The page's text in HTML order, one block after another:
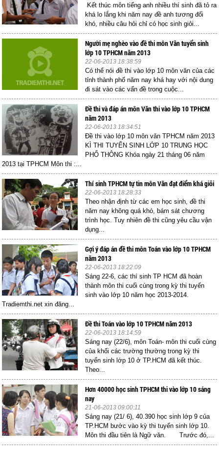
Kết thúc môn tiếng anh nhiều thí sinh đã tỏ ra
khá lo lắng khi năm nay đề anh tương đối
khó, nhiều câu hỏi chỉ có học sinh giỏi...
Người mẹ nghèo vào đề thi môn Văn tuyển sinh
lớp 10 TPHCM năm 2013
22-06-2013 18:38:59
Có thể nói đề thi vào lớp 10 môn văn của các
tỉnh thành phố năm nay khá hay với nội dung
đi sát vào các vấn đề trong cuộc...
Đề thi và đáp án môn Văn thi vào lớp 10 TPHCM
năm 2013
22-06-2013 18:34:51
Đề thi vào lớp 10 môn văn TPHCM năm 2013
KÌ THI TUYỂN SINH LỚP 10 TRUNG HỌC
PHỔ THÔNG Khóa ngày 21 tháng 06 năm
2013 tại TPHCM Môn thi :...
Thí sinh TPHCM tự tin môn Văn đạt điểm khá giỏi
22-06-2013 18:28:33
Theo nhận định từ các em học sinh, đề thi
năm nay không quá khó, bám sát chương
trình học. Tuy nhiên đề thi cũng yêu cầu vận
dụng...
Gợi ý đáp án đề thi môn Toán vào lớp 10 TPHCM
năm 2013
22-06-2013 18:22:09
Sáng 22-6, các thí sinh TP HCM đã hoàn
thành môn thi cuối cùng trong kỳ thi tuyển
sinh vào lớp 10 năm học 2013-2014.
Tradiemthi.net xin đăng...
Đề thi Toán vào lớp 10 TPHCM năm 2013
22-06-2013 18:14:59
Sáng nay (22/6), môn Toán- môn thi cuối cùng
của khối các trường thường trong kỳ thi
tuyển sinh lớp 10 ở TP.HCM đã kết thúc.
Theo...
Hơn 40000 học sinh TPHCM thi vào lớp 10 sáng
nay
21-06-2013 09:00:11
Sáng nay (21/ 6), 40.390 học sinh lớp 9 của
TP.HCM bước vào kỳ thi tuyển sinh lớp 10.
Môn thi đầu tiên là Ngữ văn. Trước đó,...